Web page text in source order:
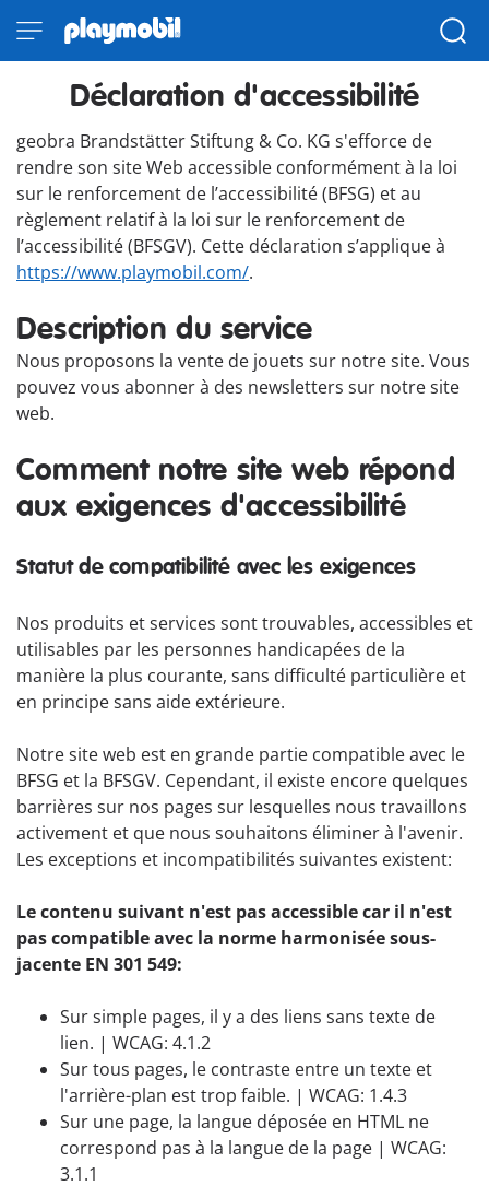
Déclaration d'accessibilité
geobra Brandstätter Stiftung & Co. KG s'efforce de
rendre son site Web accessible conformément à la loi
sur le renforcement de l’accessibilité (BFSG) et au
règlement relatif à la loi sur le renforcement de
l’accessibilité (BFSGV). Cette déclaration s’applique à
https://www.playmobil.com/.
Description du service
Nous proposons la vente de jouets sur notre site. Vous
pouvez vous abonner à des newsletters sur notre site
web.
Comment notre site web répond
aux exigences d'accessibilité
Statut de compatibilité avec les exigences
Nos produits et services sont trouvables, accessibles et
utilisables par les personnes handicapées de la
manière la plus courante, sans difficulté particulière et
en principe sans aide extérieure.
Notre site web est en grande partie compatible avec le
BFSG et la BFSGV. Cependant, il existe encore quelques
barrières sur nos pages sur lesquelles nous travaillons
activement et que nous souhaitons éliminer à l'avenir.
Les exceptions et incompatibilités suivantes existent:
Le contenu suivant n'est pas accessible car il n'est
pas compatible avec la norme harmonisée sous-
jacente EN 301 549:
Sur simple pages, il y a des liens sans texte de
lien. | WCAG: 4.1.2
Sur tous pages, le contraste entre un texte et
l'arrière-plan est trop faible. | WCAG: 1.4.3
Sur une page, la langue déposée en HTML ne
correspond pas à la langue de la page | WCAG:
3.1.1